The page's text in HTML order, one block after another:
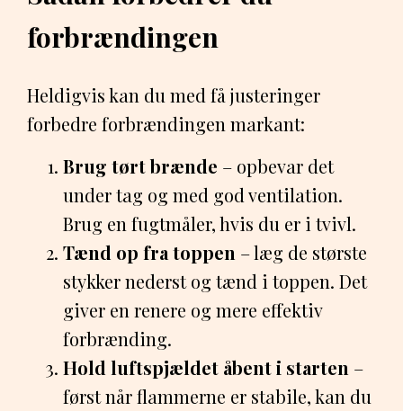
forbrændingen
Heldigvis kan du med få justeringer
forbedre forbrændingen markant:
Brug tørt brænde – opbevar det
under tag og med god ventilation.
Brug en fugtmåler, hvis du er i tvivl.
Tænd op fra toppen – læg de største
stykker nederst og tænd i toppen. Det
giver en renere og mere effektiv
forbrænding.
Hold luftspjældet åbent i starten –
først når flammerne er stabile, kan du